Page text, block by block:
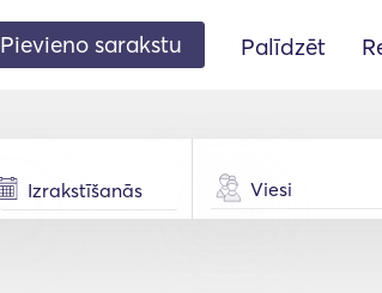
Pievieno sarakstu Palīdzēt
Viesi